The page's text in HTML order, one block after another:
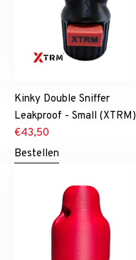
Kinky Double Sniffer
Leakproof - Small (XTRM)
€43,50
Bestellen